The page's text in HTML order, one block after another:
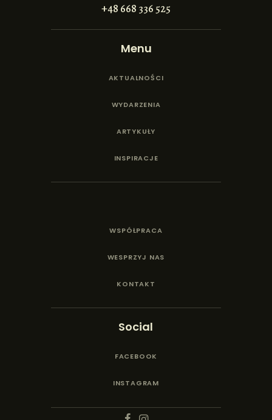
+48 668 336 525
Menu
AKTUALNOŚCI
WYDARZENIA
ARTYKUŁY
INSPIRACJE
WSPÓŁPRACA
WESPRZYJ NAS
KONTAKT
Social
FACEBOOK
INSTAGRAM